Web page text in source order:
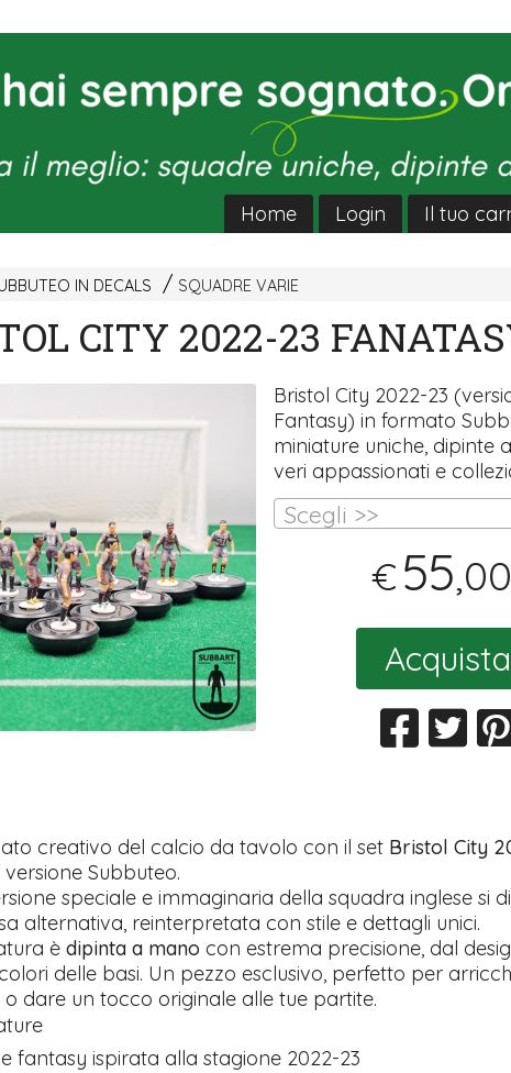
Home Login Il tuo
IN DECALS SQUADRE VARIE
CITY 2022-23
Bristol City 2022-23
Fantasy) in formato
miniature uniche, dipinte
veri appassionati e
Scegli >>
€55
Acquista
creativo del calcio da tavolo con il set Bristol City
Subbuteo.
speciale e immaginaria della squadra inglese si
alternativa, reinterpretata con stile e dettagli unici.
è dipinta a mano con estrema precisione, dal
delle basi. Un pezzo esclusivo, perfetto per
o dare un tocco originale alle tue partite.
fantasy ispirata alla stagione 2022-23